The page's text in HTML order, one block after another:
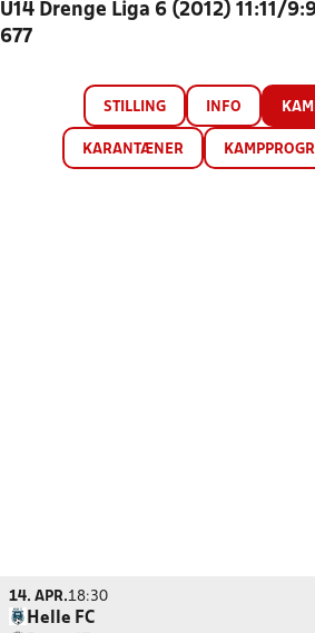
U14 Drenge Liga 6 (2012) 11:11/
677
STILLING INFO
KARANTÆNER
14. APR.18:30
Helle FC